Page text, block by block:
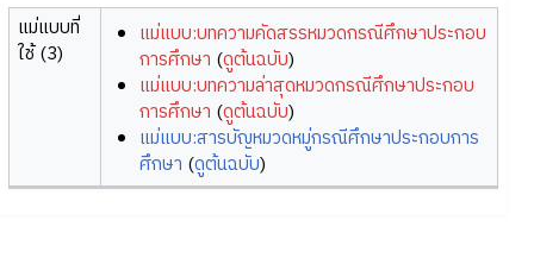
แม่แบบที่
ใช้ (3)
แม่แบบ:บทความคัดสรรหมวดกรณีศึกษาประกอบ
การศึกษา (ดูต้นฉบับ)
แม่แบบ:บทความล่าสุดหมวดกรณีศึกษาประกอบ
การศึกษา (ดูต้นฉบับ)
แม่แบบ:สารบัญหมวดหมู่กรณีศึกษาประกอบการ
ศึกษา (ดูต้นฉบับ)